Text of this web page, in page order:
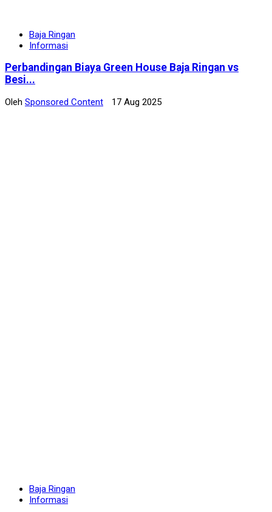
Baja Ringan
Informasi
Perbandingan Biaya Green House Baja Ringan vs
Besi...
Oleh Sponsored Content 17 Aug 2025
Baja Ringan
Informasi